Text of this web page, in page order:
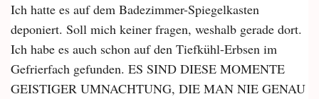
Ich hatte es auf dem Badezimmer-Spiegelkasten
deponiert. Soll mich keiner fragen, weshalb gerade dort.
Ich habe es auch schon auf den Tiefkühl-Erbsen im
Gefrierfach gefunden. ES SIND DIESE MOMENTE
GEISTIGER UMNACHTUNG, DIE MAN NIE GENAU